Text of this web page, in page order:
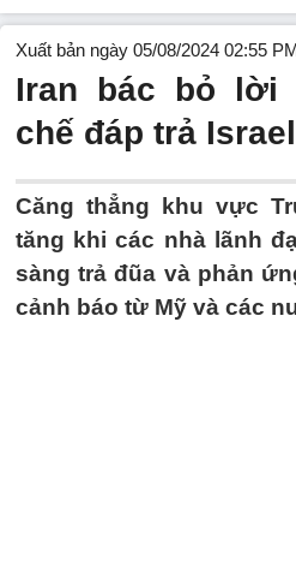
Xuất bản ngày 05/08/2024 02:55
Iran bác bỏ lời
chế đáp trả
Căng thẳng khu vực
tăng khi các nhà lãnh
sàng trả đũa và phản
cảnh báo từ Mỹ và các